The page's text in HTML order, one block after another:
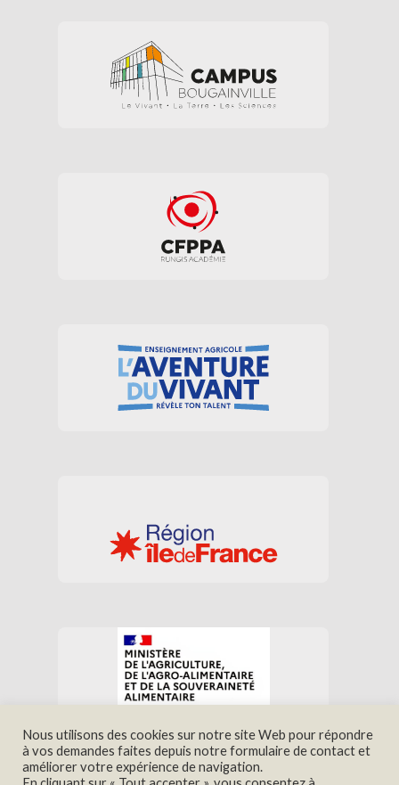
Nous utilisons des cookies sur notre site Web pour répondre
à vos demandes faites depuis notre formulaire de contact et
améliorer votre expérience de navigation.